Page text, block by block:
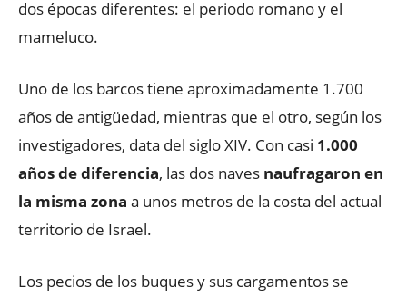
dos épocas diferentes: el periodo romano y el
mameluco.
Uno de los barcos tiene aproximadamente 1.700
años de antigüedad, mientras que el otro, según los
investigadores, data del siglo XIV. Con casi 1.000
años de diferencia, las dos naves naufragaron en
la misma zona a unos metros de la costa del actual
territorio de Israel.
Los pecios de los buques y sus cargamentos se